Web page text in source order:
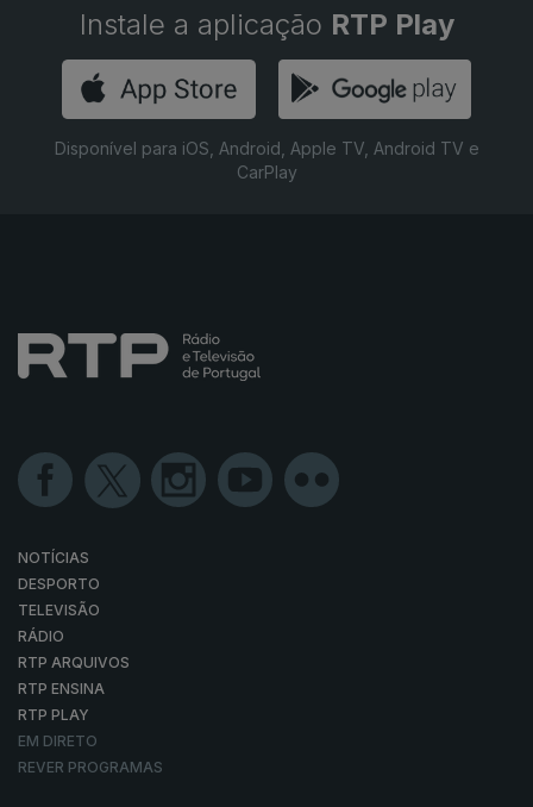
Instale a aplicação RTP Play
Disponível para iOS, Android, Apple TV, Android TV e
CarPlay
NOTÍCIAS
DESPORTO
TELEVISÃO
RÁDIO
RTP ARQUIVOS
RTP ENSINA
RTP PLAY
EM DIRETO
REVER PROGRAMAS